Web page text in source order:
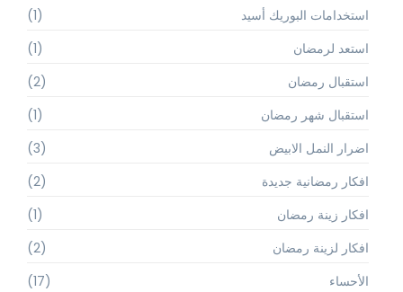
استخدامات البوريك أسيد
(1)
استعد لرمضان
(1)
استقبال رمضان
(2)
استقبال شهر رمضان
(1)
اضرار النمل الابيض
(3)
افكار رمضانية جديدة
(2)
افكار زينة رمضان
(1)
افكار لزينة رمضان
(2)
الأحساء
(17)